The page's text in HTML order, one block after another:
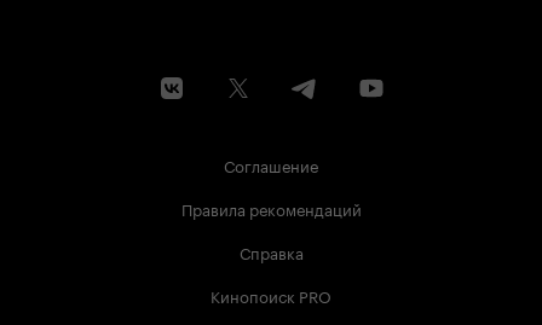
Соглашение
Правила рекомендаций
Справка
Кинопоиск PRO